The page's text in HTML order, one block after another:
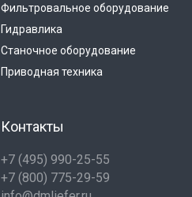
Фильтровальное оборудование
Гидравлика
Станочное оборудование
Приводная техника
Контакты
+7 (495) 990-25-55
+7 (800) 775-29-59